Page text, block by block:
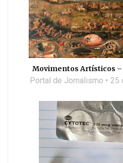
Movimentos Artísticos
Portal de Jornalismo 25